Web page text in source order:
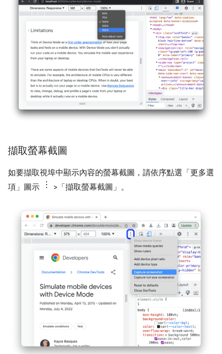
擷取螢幕截圖
如要擷取視埠中顯示內容的螢幕截圖，請依序點選「更多選
項」圖示
>「擷取螢幕截圖」 。